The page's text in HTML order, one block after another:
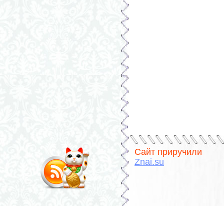
Сайт приручили
Znai.su